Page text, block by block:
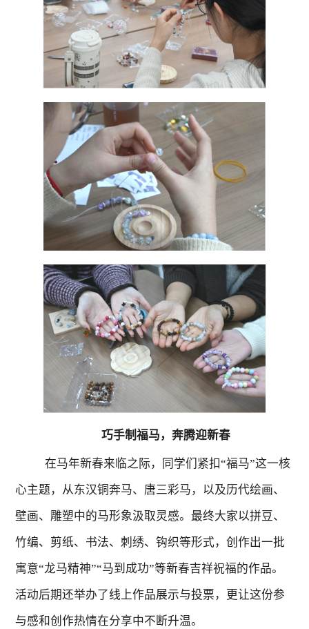
巧手制福马，奔腾迎新春
在马年新春来临之际， 同学们紧扣“福马”这一核
心主题 ，从东汉铜奔马、唐三彩马，以及历代绘画、
壁画、雕塑中的马形象汲取灵感。最终大家以拼豆、
竹编、剪纸、书法、刺绣、钩织等形式，创作出一批
寓意“龙马精神”“马到成功”等新春吉祥祝福的作品。
活动后期还举办了线上作品展示与投票，更让这份参
与感和创作热情在分享中不断升温。